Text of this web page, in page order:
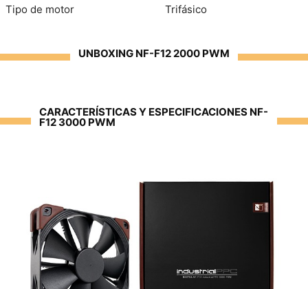
Tipo de motor Trifásico
UNBOXING NF-F12 2000 PWM
CARACTERÍSTICAS Y ESPECIFICACIONES NF-
F12 3000 PWM